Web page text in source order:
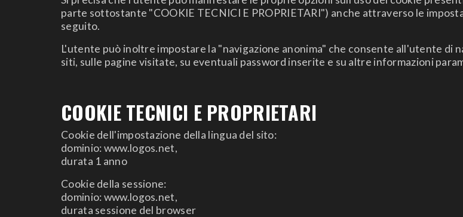
parte sottostante "COOKIE TECNICI E PROPRIETARI") anche attraverso le
seguito.
L'utente può inoltre impostare la "navigazione anonima" che consente all'utente di
siti, sulle pagine visitate, su eventuali password inserite e su altre informazioni
COOKIE TECNICI E PROPRIETARI
Cookie dell'impostazione della lingua del sito:
dominio: www.logos.net,
durata 1 anno
Cookie della sessione:
dominio: www.logos.net,
durata sessione del browser